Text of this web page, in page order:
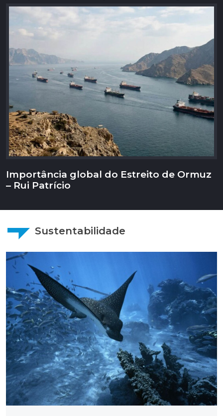
Importância global do Estreito de Ormuz
– Rui Patrício
Sustentabilidade